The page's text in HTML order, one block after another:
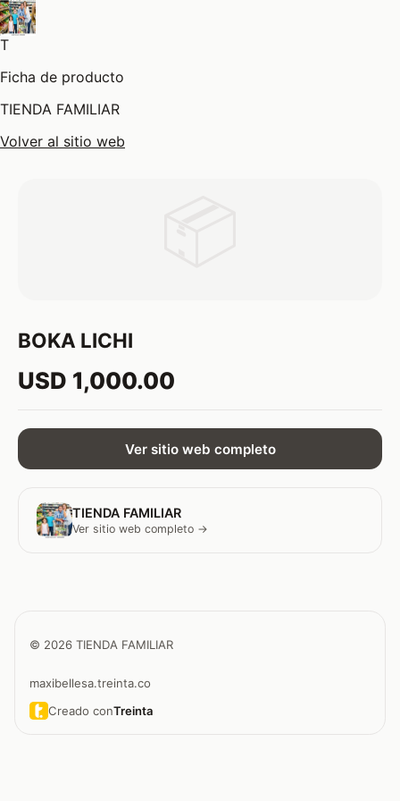
T
Ficha de producto
TIENDA FAMILIAR
Volver al sitio web
BOKA LICHI
USD 1,000.00
Ver sitio web completo
TIENDA FAMILIAR
Ver sitio web completo →
© 2026 TIENDA FAMILIAR
maxibellesa.treinta.co
Creado conTreinta